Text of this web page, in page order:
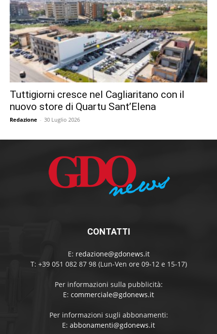
Tuttigiorni cresce nel Cagliaritano con il
nuovo store di Quartu Sant’Elena
Redazione - 30 Luglio 2026
CONTATTI
E: redazione@gdonews.it
T: +39 051 082 87 98 (Lun-Ven ore 09-12 e 15-17)
Per informazioni sulla pubblicità:
E: commerciale@gdonews.it
Per informazioni sugli abbonamenti:
E: abbonamenti@gdonews.it